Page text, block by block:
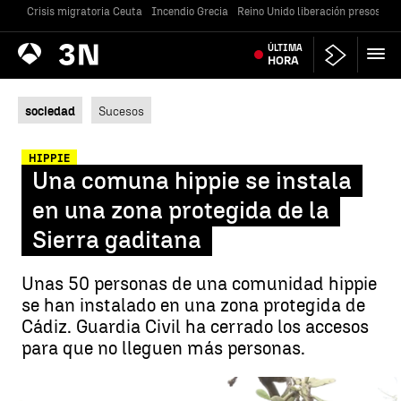
Crisis migratoria Ceuta Incendio Grecia Reino Unido liberación presos
Antena
3 Noticias ÚLTIMA
HORA
sociedad Sucesos
HIPPIE
Una comuna hippie se instala
en una zona protegida de la
Sierra gaditana
Unas 50 personas de una comunidad hippie
se han instalado en una zona protegida de
Cádiz. Guardia Civil ha cerrado los accesos
para que no lleguen más personas.
La 'familia arcoíris' reaparece en España |Antena 3 Noticias